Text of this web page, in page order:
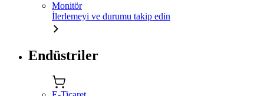
Monitör
İlerlemeyi ve durumu takip edin
Endüstriler